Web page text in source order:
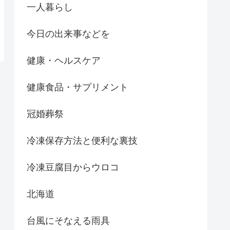
一人暮らし
今日の出来事などを
健康・ヘルスケア
健康食品・サプリメント
冠婚葬祭
冷凍保存方法と便利な裏技
冷凍豆腐目からウロコ
北海道
台風にそなえる雨具